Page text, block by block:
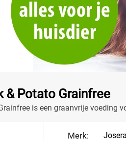
& Potato Grainfree
is een graanvrije voeding
Merk:
Josera